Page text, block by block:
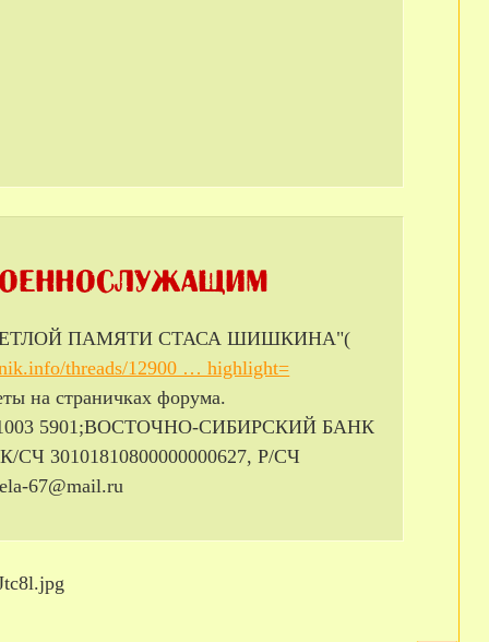
ПАМЯТИ СТАСА ШИШКИНА"(
threads/12900 … highlight=
на страничках форума.
1003 5901;ВОСТОЧНО-СИБИРСКИЙ БАНК
30101810800000000627, Р/СЧ
67@mail.ru